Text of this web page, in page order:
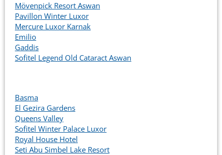
Mövenpick Resort Aswan
Pavillon Winter Luxor
Mercure Luxor Karnak
Emilio
Gaddis
Sofitel Legend Old Cataract Aswan
Basma
El Gezira Gardens
Queens Valley
Sofitel Winter Palace Luxor
Royal House Hotel
Seti Abu Simbel Lake Resort